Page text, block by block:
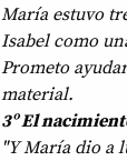
María estuvo
Isabel como
Prometo
material.
3º El
"Y María dio a